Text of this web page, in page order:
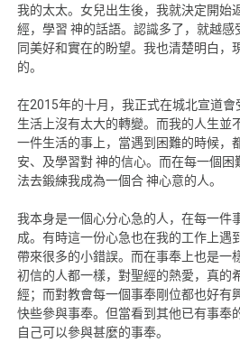
我的太太。女兒出生後，我就決定開始
經，學習 神的話語。認識多了，就越感
同美好和實在的盼望。我也清楚明白，
的。
在2015年的十月，我正式在城北宣道
生活上沒有太大的轉變。而我的人生並
一件生活的事上，當遇到困難的時候，
安、及學習對 神的信心。而在每一個
法去鍛練我成為一個合 神心意的人。
我本身是一個心分心急的人，在每一件
成。有時這一份心急也在我的工作上遇
帶來很多的小錯誤。而在事奉上也是一
初信的人都一樣，對聖經的熱愛，真的
經；而對教會每一個事奉剛位都也好有
快些參與事奉。但當看到其他已有事奉
自己可以參與甚麼的事奉。